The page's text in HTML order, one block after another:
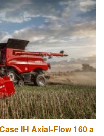
IH Axial-Flow 160 a